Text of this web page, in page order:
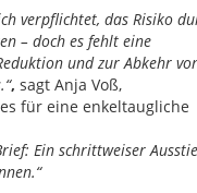
verpflichtet, das Risiko
– doch es fehlt eine
und zur Abkehr
, sagt Anja Voß,
für eine enkeltaugliche
Ein schrittweiser